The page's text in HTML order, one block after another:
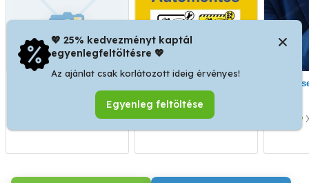
Furgonmentés
Autómentő Kisteherautó
mentés SOS 0-24
XI. kerület
💖 25% kedvezményt kaptál
egyenlegfeltöltésre 💖
Az ajánlat csak korlátozott ideig érvényes!
Egyenleg feltöltése